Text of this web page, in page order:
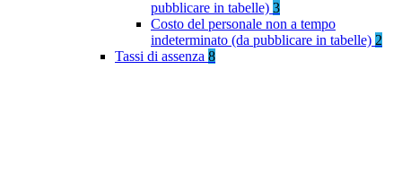
pubblicare in tabelle) 3
Costo del personale non a tempo
indeterminato (da pubblicare in tabelle) 2
Tassi di assenza 8